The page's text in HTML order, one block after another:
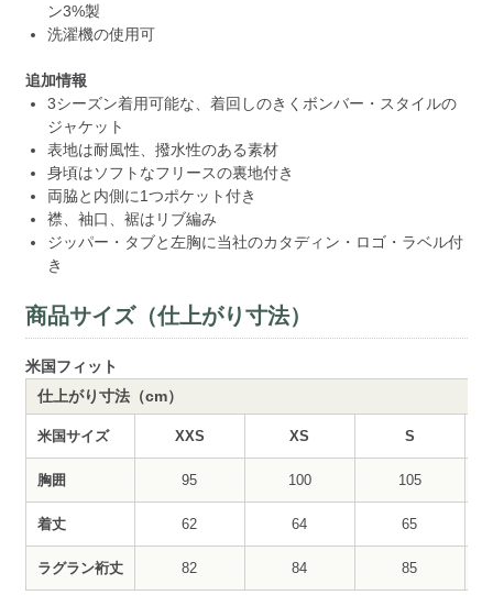
ン3%製
洗濯機の使用可
追加情報
3シーズン着用可能な、着回しのきくボンバー・スタイルの
ジャケット
表地は耐風性、撥水性のある素材
身頃はソフトなフリースの裏地付き
両脇と内側に1つポケット付き
襟、袖口、裾はリブ編み
ジッパー・タブと左胸に当社のカタディン・ロゴ・ラベル付
き
商品サイズ（仕上がり寸法）
米国フィット
仕上がり寸法（cm）
米国サイズ XXS XS S
胸囲 95 100 105
着丈 62 64 65
ラグラン裄丈 82 84 85